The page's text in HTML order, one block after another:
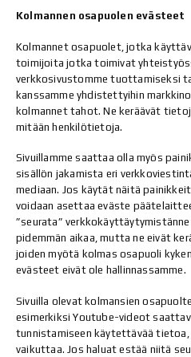
Kolmannen osapuolen evästeet
Kolmannet osapuolet, jotka
toimijoita jotka toimivat
verkkosivustomme tuottamiseksi
kanssamme yhdistettyihin
kolmannet tahot. Ne keräävät
mitään henkilötietoja.
Sivuillamme saattaa olla myös
sisällön jakamista eri
mediaan. Jos käytät näitä
voidaan asettaa eväste
”seurata”
pidemmän aikaa, mutta ne eivät
joiden myötä kolmas osapuoli
evästeet eivät ole hallinnassamme.
Sivuilla olevat kolmansien
esimerkiksi Youtube-videot
tunnistamiseen käytettävää
vaikuttaa. Jos haluat estää niitä